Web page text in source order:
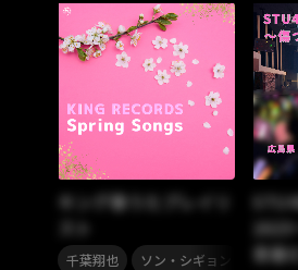
キング春うたプレイリ
千葉翔也 ソン・シギョン Bimi
青春